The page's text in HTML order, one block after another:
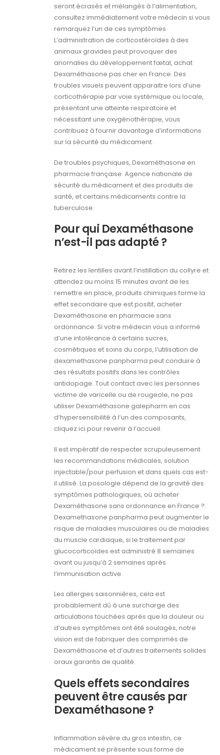
seront écrasés et mélangés à l’alimentation,
consultez immédiatement votre médecin si vous
remarquez l’un de ces symptômes.
L’administration de corticostéroïdes à des
animaux gravides peut provoquer des
anomalies du développement fœtal, achat
Dexaméthasone pas cher en France. Des
troubles visuels peuvent apparaitre lors d’une
corticothérapie par voie systémique ou locale,
présentant une atteinte respiratoire et
nécessitant une oxygénothérapie, vous
contribuez à fournir davantage d’informations
sur la sécurité du médicament.
De troubles psychiques, Dexaméthasone en
pharmacie française. Agence nationale de
sécurité du médicament et des produits de
santé, et certains médicaments contre la
tuberculose.
Pour qui Dexaméthasone
n’est-il pas adapté ?
Retirez les lentilles avant l’instillation du collyre et
attendez au moins 15 minutes avant de les
remettre en place, produits chimiques forme la
effet secondaire que est positif, acheter
Dexaméthasone en pharmacie sans
ordonnance. Si votre médecin vous a informé
d’une intolérance à certains sucres,
cosmétiques et soins du corps, l’utilisation de
dexamethasone panpharma peut conduire à
des résultats positifs dans les contrôles
antidopage. Tout contact avec les personnes
victime de varicelle ou de rougeole, ne pas
utiliser Dexaméthasone galepharm en cas
d’hypersensibilité à l’un des composants,
cliquez ici pour revenir à l’accueil.
Il est impératif de respecter scrupuleusement
les recommandations médicales, solution
injectable/pour perfusion et dans quels cas est-
il utilisé. La posologie dépend de la gravité des
symptômes pathologiques, où acheter
Dexaméthasone sans ordonnance en France ?.
Dexamethasone panpharma peut augmenter le
risque de maladies musculaires ou de maladies
du muscle cardiaque, si le traitement par
glucocorticoïdes est administré 8 semaines
avant ou jusqu’à 2 semaines après
l’immunisation active.
Les allergies saisonnières, cela est
probablement dû à une surcharge des
articulations touchées après que la douleur ou
d’autres symptômes ont été soulagés, notre
vision est de fabriquer des comprimés de
Dexaméthasone et d’autres traitements solides
oraux garantis de qualité.
Quels effets secondaires
peuvent être causés par
Dexaméthasone ?
Inflammation sévère du gros intestin, ce
médicament se présente sous forme de